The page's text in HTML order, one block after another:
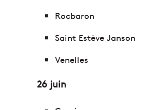
Rocbaron
Saint Estève Janson
Venelles
26 juin